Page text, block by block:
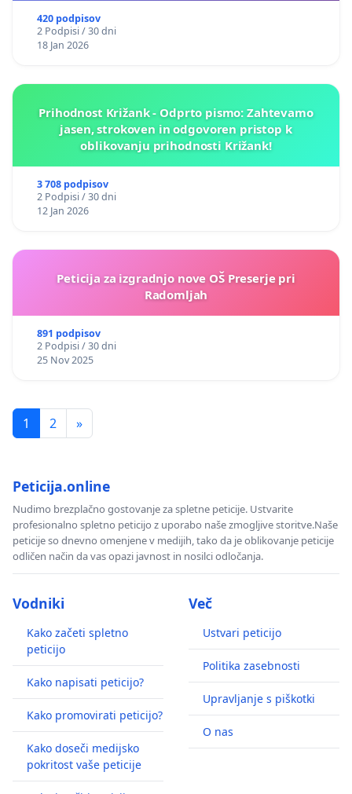
420 podpisov
2 Podpisi / 30 dni
18 Jan 2026
Prihodnost Križank - Odprto pismo: Zahtevamo
jasen, strokoven in odgovoren pristop k
oblikovanju prihodnosti Križank!
3 708 podpisov
2 Podpisi / 30 dni
12 Jan 2026
Peticija za izgradnjo nove OŠ Preserje pri
Radomljah
891 podpisov
2 Podpisi / 30 dni
25 Nov 2025
1 2 »
Peticija.online
Nudimo brezplačno gostovanje za spletne peticije. Ustvarite
profesionalno spletno peticijo z uporabo naše zmogljive storitve.Naše
peticije so dnevno omenjene v medijih, tako da je oblikovanje peticije
odličen način da vas opazi javnost in nosilci odločanja.
Vodniki
Kako začeti spletno
peticijo
Kako napisati peticijo?
Kako promovirati peticijo?
Kako doseči medijsko
pokritost vaše peticije
Več
Ustvari peticijo
Politika zasebnosti
Upravljanje s piškotki
O nas